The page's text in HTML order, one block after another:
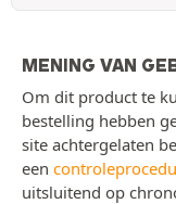
MENING VAN
Om dit product te
bestelling hebben
site achtergelaten
een
uitsluitend op